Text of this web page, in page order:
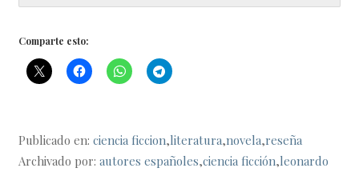
Comparte esto:
Publicado en:ciencia ficcion,literatura,novela,reseña
Archivado por:autores españoles,ciencia ficción,leonardo